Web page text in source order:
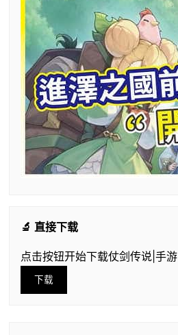
🔬 直接下载
点击按钮开始下载仗剑传说|手游
下载